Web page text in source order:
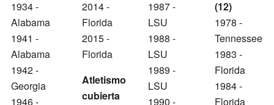
1934 -
Alabama
1941 -
Alabama
1942 -
Georgia
1946 -
2014 -
Florida
2015 -
Florida
Atletismo
cubierta
1987 -
LSU
1988 -
LSU
1989 -
LSU
1990 -
(12)
1978 -
Tennessee
1983 -
Florida
1984 -
Florida